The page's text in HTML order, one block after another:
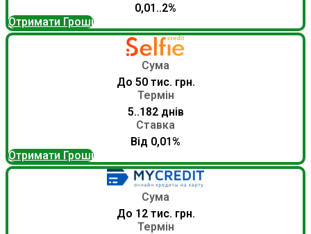
0,01..2%
Отримати Гроші
Сума
До 50 тис. грн.
Термін
5..182 днів
Ставка
Від 0,01%
Отримати Гроші
Сума
До 12 тис. грн.
Термін